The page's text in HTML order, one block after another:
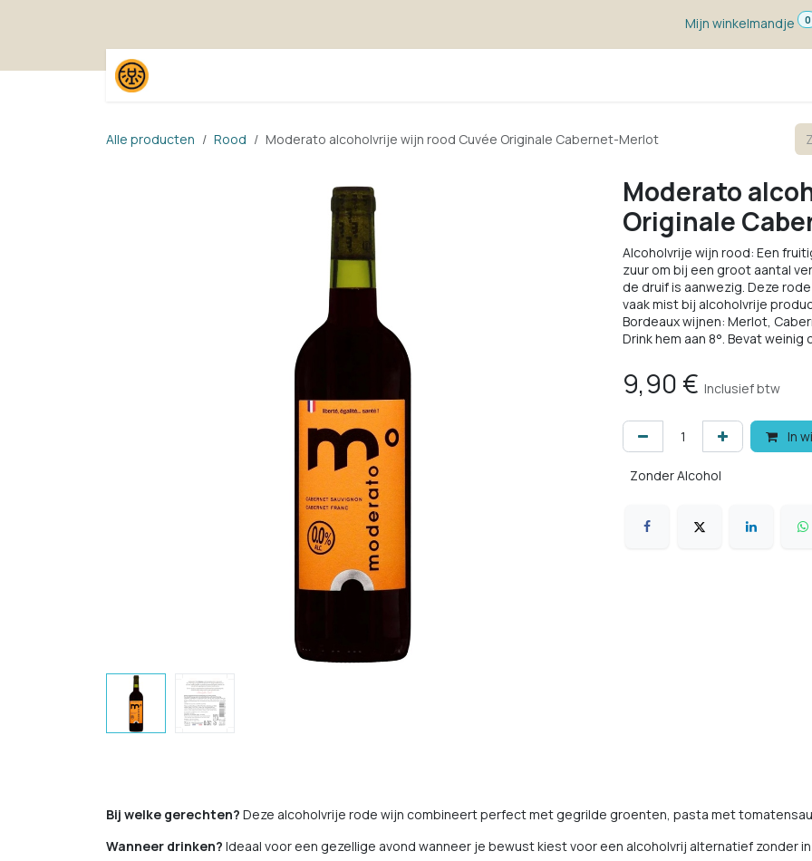
Mijn winkelmandje
0
Alle producten Rood Moderato alcoholvrije wijn rood Cuvée Originale Cabernet-Merlot
Moderato
Originale
Alcoholvrije wijn rood: Een
zuur om bij een groot aantal
de druif is aanwezig. Deze
vaak mist bij alcoholvrije
Bordeaux wijnen: Merlot,
Drink hem aan 8°. Bevat weinig
9,90 € Inclusief btw
In
Zonder Alcohol
Bij welke gerechten? Deze alcoholvrije rode wijn combineert perfect met gegrilde groenten, pasta met
Wanneer drinken? Ideaal voor een gezellige avond wanneer je bewust kiest voor een alcoholvrij alternatief zonder